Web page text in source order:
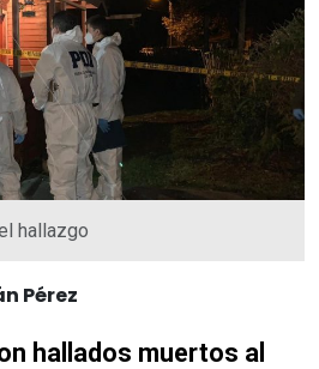
hallazgo
Pérez
hallados muertos al